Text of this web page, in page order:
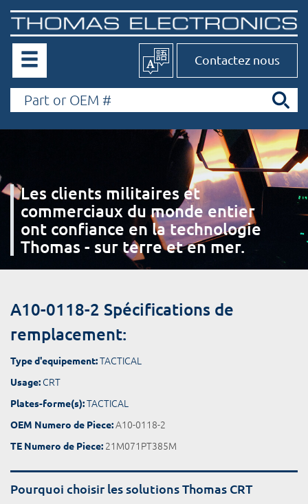
Contactez nous
Les clients militaires et
commerciaux du monde entier
ont confiance en la technologie
Thomas - sur terre et en mer.
A10-0118-2 Spécifications de
remplacement:
Type d'equipement:TACTICAL
Usage: CRT
Plates-forme(s):TACTICAL
OEM Numero de Piece:A10-0118-2
TE Numero de Piece: 21M071PT385M
Pourquoi choisir les solutions Thomas CRT